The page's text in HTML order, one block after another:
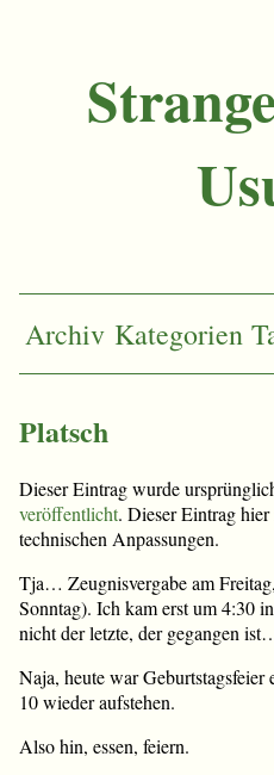
Archiv Kategorien
Platsch
Dieser Eintrag wurde
veröffentlicht. Dieser Eintrag
technischen Anpassungen.
Tja… Zeugnisvergabe am
Sonntag). Ich kam erst um 4:30
nicht der letzte, der gegangen
Naja, heute war
10 wieder aufstehen.
Also hin, essen, feiern.